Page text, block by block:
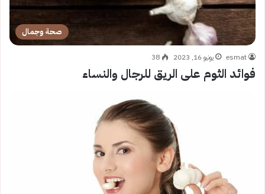
صحة وجمال
esmat يونيو 16, 2023 38
فوائد الثوم على الريق للرجال والنساء